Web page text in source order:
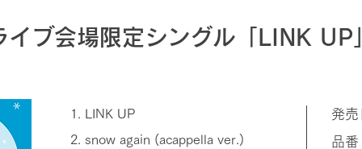
イブ会場限定シングル「LINK UP
1. LINK UP
2. snow again (acappella ver.)
発
品